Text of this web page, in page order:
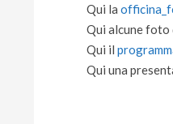
Qui la
Qui alcune foto
Qui il
Qui una